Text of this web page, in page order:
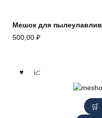
Мешок для
500,00 ₽